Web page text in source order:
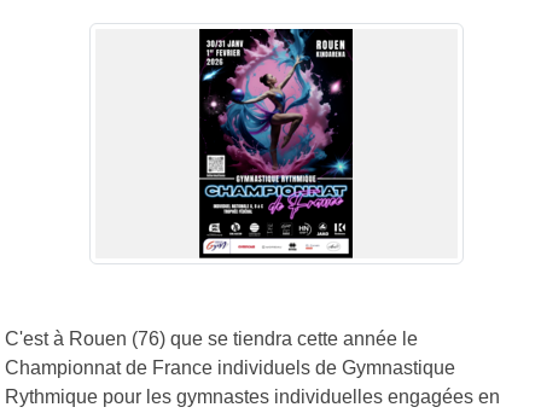
C'est à Rouen (76) que se tiendra cette année le
Championnat de France individuels de Gymnastique
Rythmique pour les gymnastes individuelles engagées en